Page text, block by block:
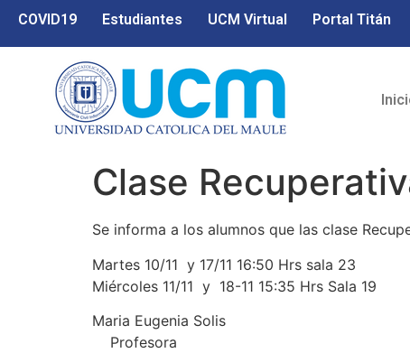
COVID19 Estudiantes UCM Virtual Portal Titán
Clase
Se informa a los alumnos que las clase
Martes 10/11 y 17/11 16:50 Hrs sala 23
Miércoles 11/11 y 18-11 15:35 Hrs Sala 19
Maria Eugenia Solis
Profesora